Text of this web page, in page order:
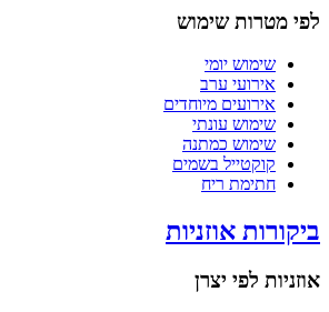
לפי מטרות שימוש
שימוש יומי
אירועי ערב
אירועים מיוחדים
שימוש עונתי
שימוש כמתנה
קוקטייל בשמים
חתימת ריח
ביקורות אוזניות
אוזניות לפי יצרן